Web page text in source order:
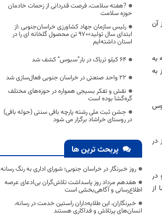
آن
به
به
در
در
از
?هفته سلامت، فرصت قدردانی از زحمات خادمان
حوزه سلامت
رئیس سازمان جهاد کشاورزی خراسان‌جنوبی :از
ابتدای سال تولید9700 تن محصول گلخانه ای را در
استان داشته‌ایم
64 کیلو تریاک در بار”سبوس” کشف شد
۲۲ واحد صنعتی در خراسان جنوبی فعال‌سازی شد
نقش و تفکر بسیجی همواره در حوزه‌های مختلف
گره‌گشا بوده است
جشن ثبت ملی رشته پارچه بافی سنتی (حوله بافی)
در روستای خراشاد برگزار می شود
پربحث ترین ها
روز خبرنگار در خراسان جنوبی؛ شورای اداری به رنگ رسانه
هفدهم مرداد روز پاسداشت تلاش‌گران بی‌ادعای عرصه
اطلاع‌رسانی و آگاهی‌بخشی است
خبرنگاران، این طلایه‌داران راستین خدمت در رسانه،
انسان‌های پرتلاش و فداکاری هستند